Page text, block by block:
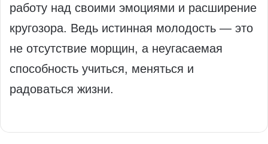
работу над своими эмоциями и расширение
кругозора. Ведь истинная молодость — это
не отсутствие морщин, а неугасаемая
способность учиться, меняться и
радоваться жизни.